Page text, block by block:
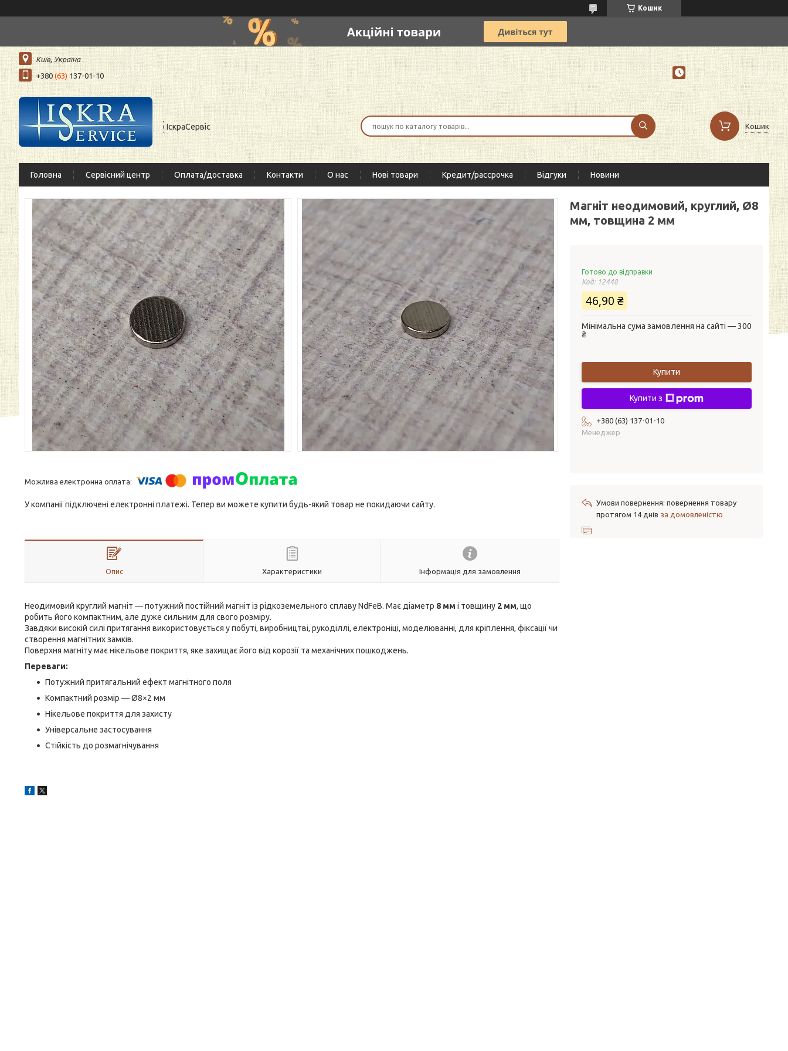
Кошик
Київ, Україна
+380 (63) 137-01-10
ІскраСервіс Кошик
Головна Сервісний центр Оплата/доставка Контакти О нас Нові товари Кредит/рассрочка Відгуки Новини
У компанії підключені електронні платежі. Тепер ви можете купити будь-який товар не покидаючи сайту.
Опис Характеристики Інформація для замовлення
Неодимовий круглий магніт — потужний постійний магніт із рідкоземельного сплаву NdFeB. Має діаметр 8 мм і товщину 2 мм, що
робить його компактним, але дуже сильним для свого розміру.
Завдяки високій силі притягання використовується у побуті, виробництві, рукоділлі, електроніці, моделюванні, для кріплення, фіксації чи
створення магнітних замків.
Поверхня магніту має нікельове покриття, яке захищає його від корозії та механічних пошкоджень.
Переваги:
Потужний притягальний ефект магнітного поля
Компактний розмір — Ø8×2 мм
Нікельове покриття для захисту
Універсальне застосування
Стійкість до розмагнічування
Магніт неодимовий, круглий, Ø8
мм, товщина 2 мм
Готово до відправки
Код: 12448
46,90 ₴
Мінімальна сума замовлення на сайті — 300
₴
Купити
Купити з
+380 (63) 137-01-10
Менеджер
повернення товару
протягом 14 днів за домовленістю